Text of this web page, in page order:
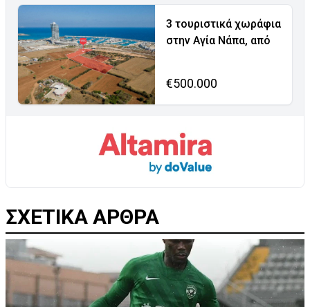
3 τουριστικά χωράφια
στην Αγία Νάπα, από
€500.000
ΣΧΕΤΙΚΑ ΑΡΘΡΑ